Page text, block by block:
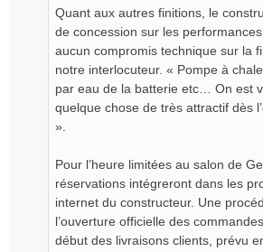
Quant aux autres finitions, le
de concession sur les
aucun compromis technique sur la
notre interlocuteur. « Pompe à
par eau de la batterie etc… On est
quelque chose de très attractif dès
».
Pour l’heure limitées au salon de
réservations intégreront dans les
internet du constructeur. Une
l’ouverture officielle des
début des livraisons clients, prévu